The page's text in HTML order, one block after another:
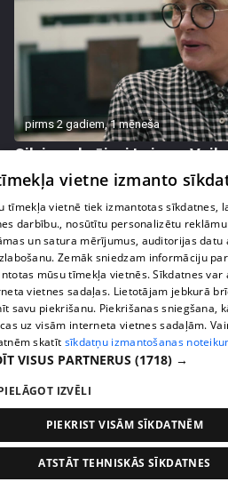
pirms 2 gadiem, 1 mēneša
Cik izmaksājusi Laimas
restorānā?
1. epizode
pirms 2 gadiem, 1 mēneša
Kā Elita Drāke naktsklubos
uzbāzīgiem vīriešiem
vietne izmanto
tīmekļa vietnē tiek izmantotas sīkdatnes,
darbību., nosūtītu personalizētu
un satura mērījumus, auditorijas
Zemāk sniedzam informāciju
mūsu tīmekļa vietnēs. Sīkdatnes
vietnes sadaļas. Lietotājam jebkurā
savu piekrišanu. Piekrišanas sniegšana,
uz visām interneta vietnes sadaļām.
skatīt sīkdatņu izmantošanas
VISUS PARTNERUS (1718) →
IZVĒLI
PIEKRIST VISĀM SĪKDATNĒM
ATSTĀT TEHNISKĀS SĪKDATNES